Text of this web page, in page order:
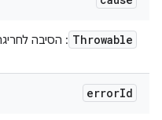
Throwable : הסיבה
errorId